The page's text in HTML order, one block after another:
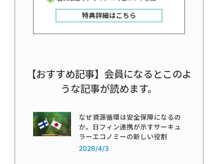
特典詳細はこちら
【おすすめ記事】会員になるとこのよ
うな記事が読めます。
なぜ資源循環は安全保障になるの
か。日フィン連携が示すサーキュ
ラーエコノミーの新しい役割
2026/4/3